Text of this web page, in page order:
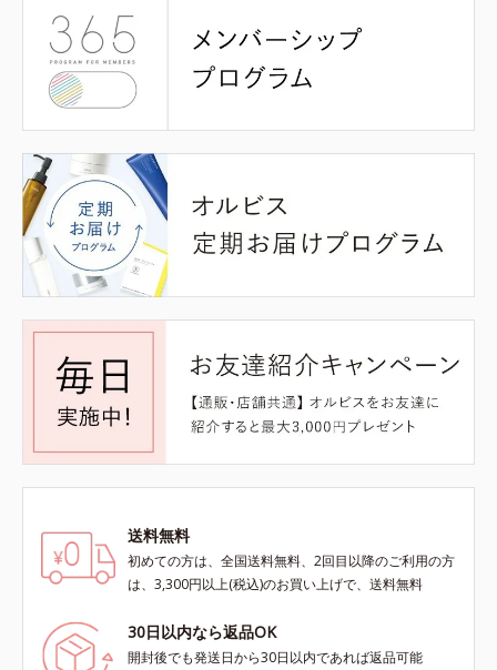
送料無料
初めての方は、全国送料無料、2回目以降のご利用の方
は、3,300円以上(税込)のお買い上げで、送料無料
30日以内なら返品OK
開封後でも発送日から30日以内であれば返品可能